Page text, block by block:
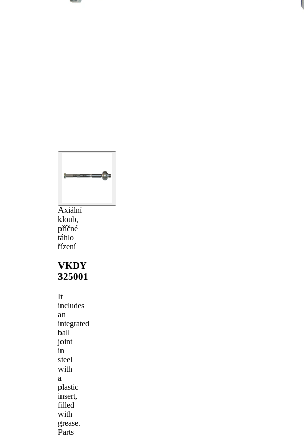
Axiální
kloub,
příčné
táhlo
řízení
VKDY
325001
It
includes
an
integrated
ball
joint
in
steel
with
a
plastic
insert,
filled
with
grease.
Parts